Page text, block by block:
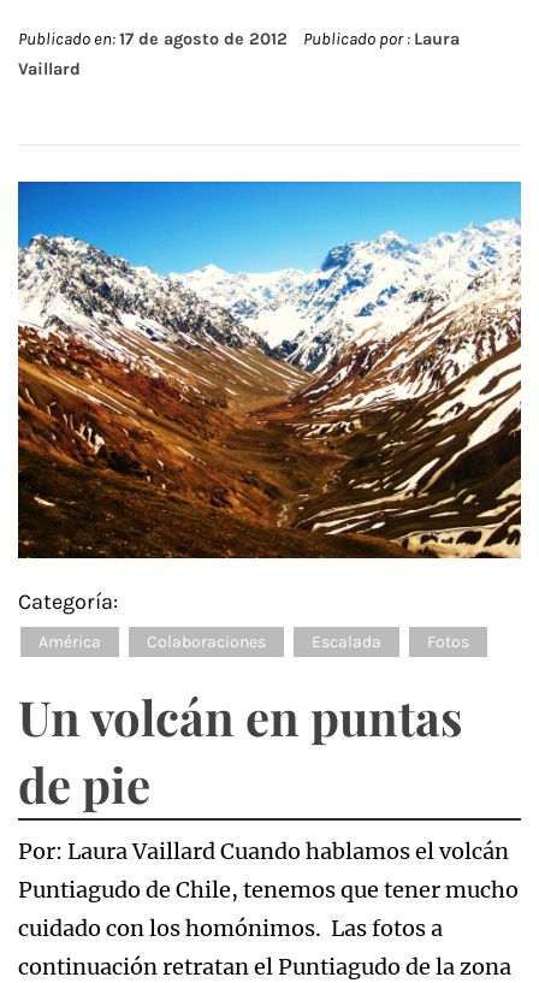
Publicado en:17 de agosto de 2012 Publicado por : Laura
Vaillard
Categoría:
América Colaboraciones Escalada Fotos
Un volcán en puntas
de pie
Por: Laura Vaillard Cuando hablamos el volcán
Puntiagudo de Chile, tenemos que tener mucho
cuidado con los homónimos. Las fotos a
continuación retratan el Puntiagudo de la zona